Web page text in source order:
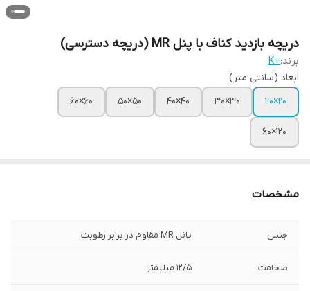
دریچه بازدید کناف با پنل MR (دریچه دسترسی)
برند:+K
ابعاد (سانتی متر)
20×20
30×30
40×40
50×50
60×60
120×60
مشخصات
جنس پانل MR مقاوم در برابر رطوبت
ضخامت 12/5 میلیمتر